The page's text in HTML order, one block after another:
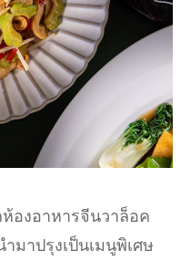
ห้องอาหารจีนวาล็อค
มาปรุงเป็นเมนูพิเศษ